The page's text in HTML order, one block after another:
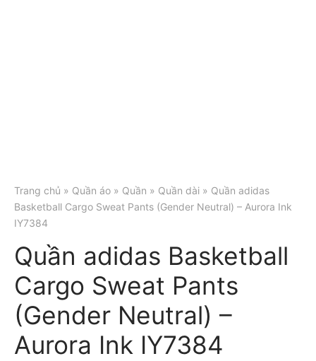
Trang chủ » Quần áo » Quần » Quần dài » Quần adidas
Basketball Cargo Sweat Pants (Gender Neutral) – Aurora Ink
IY7384
Quần adidas Basketball
Cargo Sweat Pants
(Gender Neutral) –
Aurora Ink IY7384